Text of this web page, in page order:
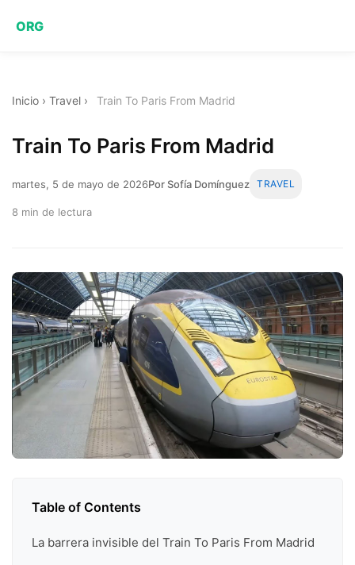
ORG
Inicio › Travel › Train To Paris From Madrid
Train To Paris From Madrid
martes, 5 de mayo de 2026Por Sofía Domínguez TRAVEL
8 min de lectura
Table of Contents
La barrera invisible del Train To Paris From Madrid